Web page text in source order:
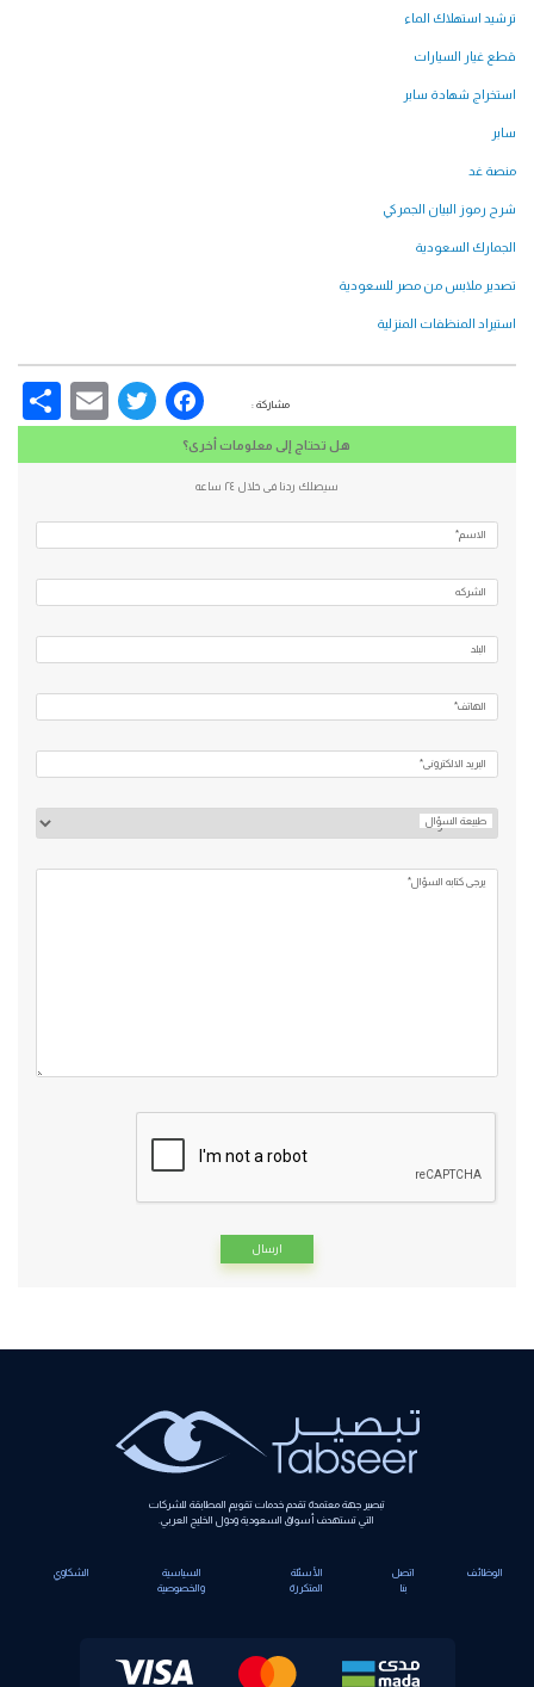
ترشيد استهلاك الماء
قطع غيار السيارات
استخراج شهادة سابر
سابر
منصة غد
شرح رموز البيان الجمركي
الجمارك السعودية
تصدير ملابس من مصر للسعودية
استيراد المنظفات المنزلية
مشاركة : Facebook
Twitter
هل تحتاج إلى معلومات أخرى؟
سيصلك ردنا فى خلال ٢٤ ساعه
الاسم*
الشركه
الهاتف*
البريد الالكتروني*
طبيعة السؤال
يرجي كتابه السؤال*
تبصير جهة معتمدة تقدم خدمات تقويم المطابقة للشركات
التي تستهدف أسواق السعودية ودول الخليج العربي.
الوظائف
اتصل
الأسئلة
المتكررة
السياسية
والخصوصية
الشكاوي